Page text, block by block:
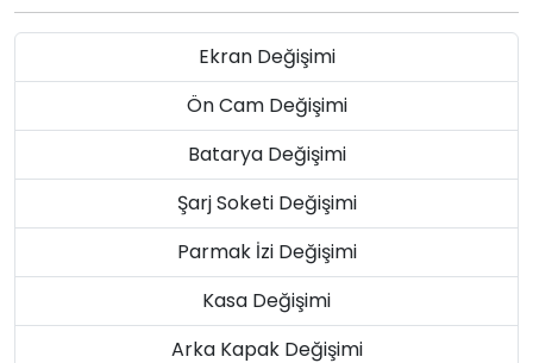
Ekran Değişimi
Ön Cam Değişimi
Batarya Değişimi
Şarj Soketi Değişimi
Parmak İzi Değişimi
Kasa Değişimi
Arka Kapak Değişimi